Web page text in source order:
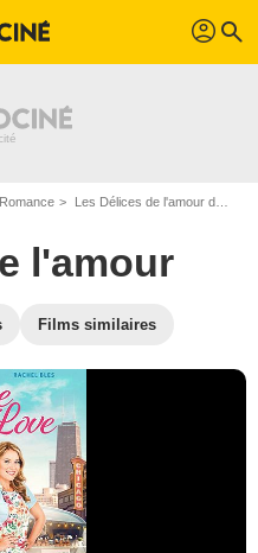
profil search
Les Délices de l'amour de Don McBrearty
l'amour
Films similaires